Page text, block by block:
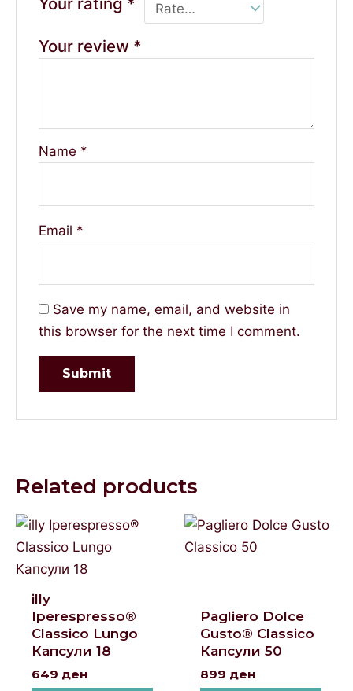
Your review *
Name *
Email *
Save my name, email, and website in
this browser for the next time I comment.
Related products
illy
Iperespresso®
Classico Lungo
Капсули 18
649 ден
Pagliero Dolce
Gusto® Classico
Капсули 50
899 ден